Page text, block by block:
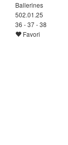
Ballerines
502.01.25
36 - 37 - 38
Favori